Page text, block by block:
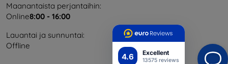
4.6 Excellent
13575 reviews
Maanantaista perjantaihin:
Online8:00 - 16:00
Lauantai ja sunnuntai:
Offline